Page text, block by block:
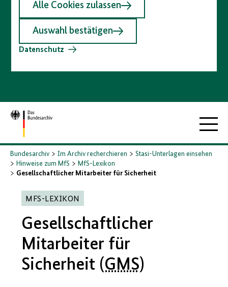
Alle Cookies zulassen
Auswahl bestätigen
Datenschutz
Zur
Startseite
Bundesarchiv Im Archiv recherchieren
Stasi-Unterlagen einsehen
Hinweise zum MfS
MfS-Lexikon
Gesellschaftlicher Mitarbeiter für Sicherheit
MFS-LEXIKON
Gesellschaftlicher
Mitarbeiter für
Sicherheit (GMS)